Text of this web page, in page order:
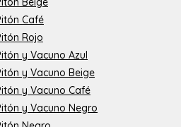
Café
Rojo
y Vacuno Azul
y Vacuno Beige
y Vacuno Café
y Vacuno Negro